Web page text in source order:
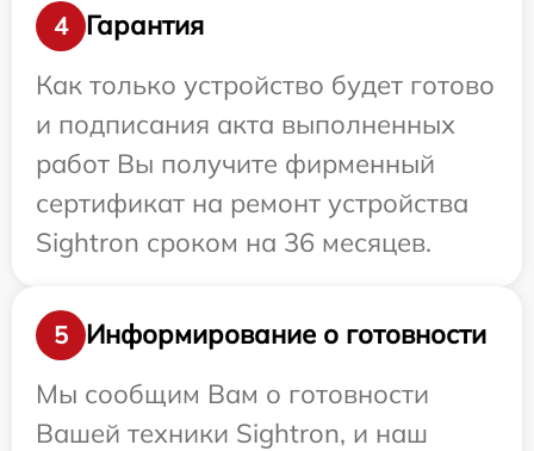
4
Гарантия
Как только устройство будет готово
и подписания акта выполненных
работ Вы получите фирменный
сертификат на ремонт устройства
Sightron сроком на 36 месяцев.
5
Информирование о готовности
Мы сообщим Вам о готовности
Вашей техники Sightron, и наш